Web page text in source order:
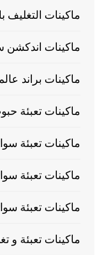
ماكينات التغليف
ماكينات اندكشن
ماكينات براند
ماكينات تعبئة
ماكينات تعبئة
ماكينات تعبئة
ماكينات تعبئة
ماكينات تعبئة و